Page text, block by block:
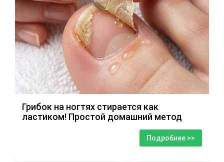
Грибок на ногтях стирается как
ластиком! Простой домашний метод
Подробнее >>